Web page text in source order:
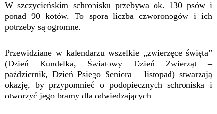
W szczycieńskim schronisku przebywa ok. 130 psów i
ponad 90 kotów. To spora liczba czworonogów i ich
potrzeby są ogromne.
Przewidziane w kalendarzu wszelkie „zwierzęce święta”
(Dzień Kundelka, Światowy Dzień Zwierząt –
październik, Dzień Psiego Seniora – listopad) stwarzają
okazję, by przypomnieć o podopiecznych schroniska i
otworzyć jego bramy dla odwiedzających.